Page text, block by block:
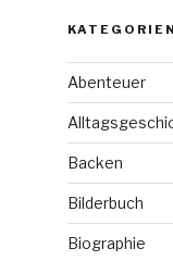
KATEGORIEN
Abenteuer
Backen
Bilderbuch
Biographie